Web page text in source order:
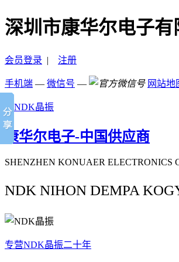
深圳市康华尔电子
会员登录 | 注册
手机端 — 微信号 — 网站地
康华尔电子-中国供应商
SHENZHEN KONUAER ELECTRONICS
NDK NIHON DEMPA
专营NDK晶振二十年